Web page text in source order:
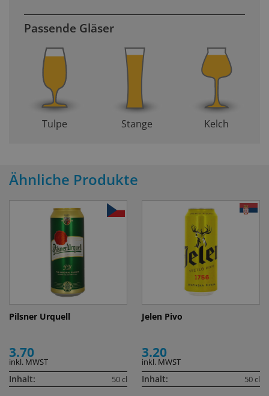
Passende Gläser
Tulpe Stange Kelch
Ähnliche Produkte
Pilsner Urquell
3.70
inkl. MWST
Inhalt: 50 cl
Jelen Pivo
3.20
inkl. MWST
Inhalt: 50 cl